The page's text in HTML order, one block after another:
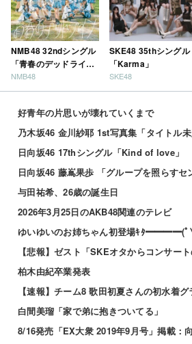
NMB48 32ndシングル
「青春のデッドライ
ン」
NMB48
SKE48 35thシングル
「Karma」
SKE48
好青年の片思いが壊れていくまで
乃木坂46 金川紗耶 1st写真集「タイトル未
日向坂46 17thシングル「Kind of love」
与田祐希、26歳の誕生日
2026年3月25日のAKB48関連のテレビ
ゆいゆいのお姉ちゃん初登場ｷﾀ
柏木由紀卒業発表
白間美瑠「家で弟に抱きついてる」